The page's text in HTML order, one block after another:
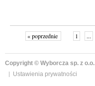
« poprzednie 1 ...
Copyright © Wyborcza sp. z o.o.
Ustawienia prywatności